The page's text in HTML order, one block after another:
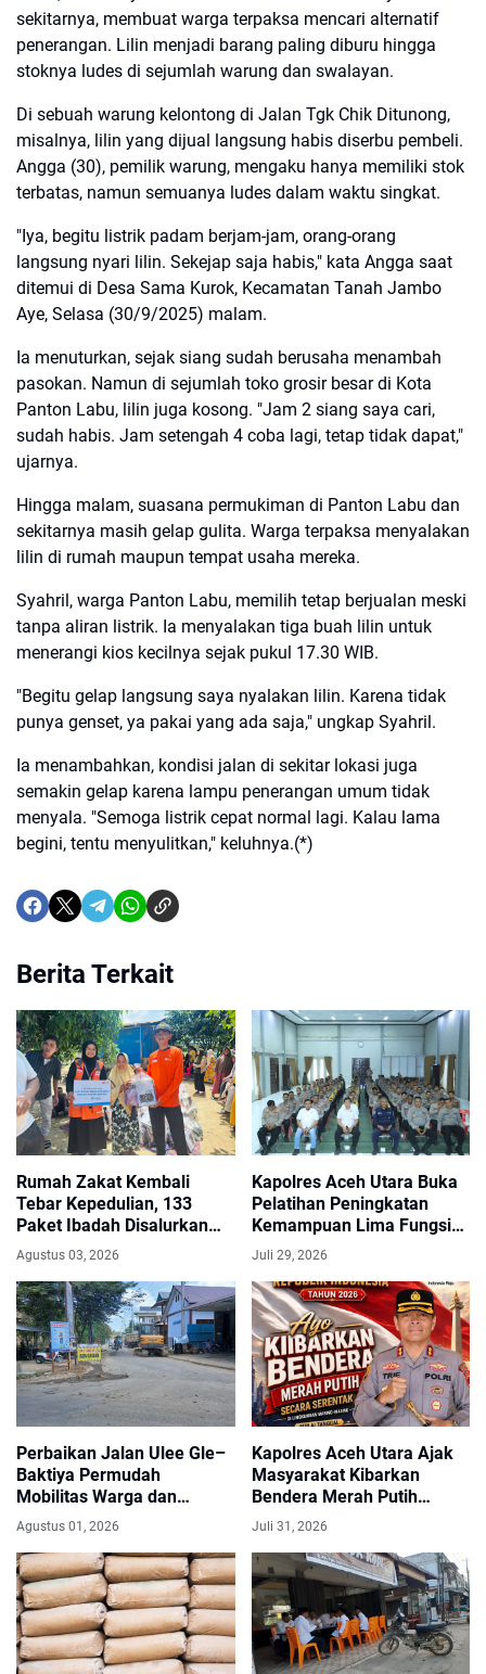
sekitarnya, membuat warga terpaksa mencari alternatif
penerangan. Lilin menjadi barang paling diburu hingga
stoknya ludes di sejumlah warung dan swalayan.
Di sebuah warung kelontong di Jalan Tgk Chik Ditunong,
misalnya, lilin yang dijual langsung habis diserbu pembeli.
Angga (30), pemilik warung, mengaku hanya memiliki stok
terbatas, namun semuanya ludes dalam waktu singkat.
"Iya, begitu listrik padam berjam-jam, orang-orang
langsung nyari lilin. Sekejap saja habis," kata Angga saat
ditemui di Desa Sama Kurok, Kecamatan Tanah Jambo
Aye, Selasa (30/9/2025) malam.
Ia menuturkan, sejak siang sudah berusaha menambah
pasokan. Namun di sejumlah toko grosir besar di Kota
Panton Labu, lilin juga kosong. "Jam 2 siang saya cari,
sudah habis. Jam setengah 4 coba lagi, tetap tidak dapat,"
ujarnya.
Hingga malam, suasana permukiman di Panton Labu dan
sekitarnya masih gelap gulita. Warga terpaksa menyalakan
lilin di rumah maupun tempat usaha mereka.
Syahril, warga Panton Labu, memilih tetap berjualan meski
tanpa aliran listrik. Ia menyalakan tiga buah lilin untuk
menerangi kios kecilnya sejak pukul 17.30 WIB.
"Begitu gelap langsung saya nyalakan lilin. Karena tidak
punya genset, ya pakai yang ada saja," ungkap Syahril.
Ia menambahkan, kondisi jalan di sekitar lokasi juga
semakin gelap karena lampu penerangan umum tidak
menyala. "Semoga listrik cepat normal lagi. Kalau lama
begini, tentu menyulitkan," keluhnya.(*)
Berita Terkait
Rumah Zakat Kembali
Tebar Kepedulian, 133
Paket Ibadah Disalurkan
untuk Warga Terdampak
Banjir
Agustus 03, 2026
Kapolres Aceh Utara Buka
Pelatihan Peningkatan
Kemampuan Lima Fungsi
Teknis Kepolisian
Juli 29, 2026
Perbaikan Jalan Ulee Gle–
Baktiya Permudah
Mobilitas Warga dan
Distribusi Hasil Pertanian di
Agustus 01, 2026
Kapolres Aceh Utara Ajak
Masyarakat Kibarkan
Bendera Merah Putih
Selama Bulan Agustus
Juli 31, 2026